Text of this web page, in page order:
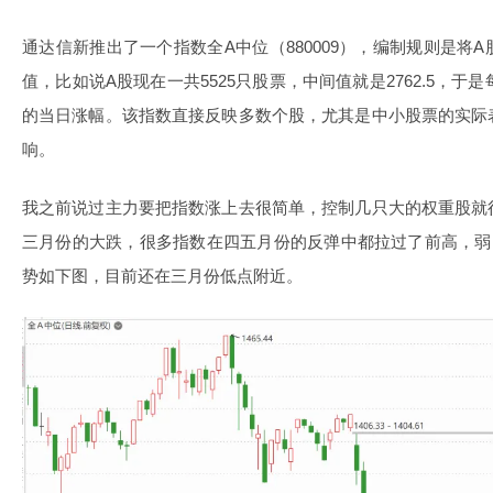
通达信新推出了一个指数全A中位（880009），编制规则是将
值，比如说A股现在一共5525只股票，中间值就是2762.5，于
的当日涨幅。该指数直接反映多数个股，尤其是中小股票的实
响。
我之前说过主力要把指数涨上去很简单，控制几只大的权重股
三月份的大跌，很多指数在四五月份的反弹中都拉过了前高，
势如下图，目前还在三月份低点附近。